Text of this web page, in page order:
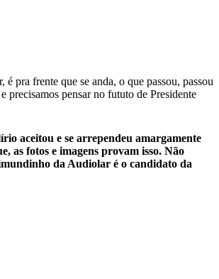
pra frente que se anda, o que passou, passou
precisamos pensar no fututo de Presidente
aceitou e se arrependeu amargamente
as fotos e imagens provam isso. Não
da Audiolar é o candidato da